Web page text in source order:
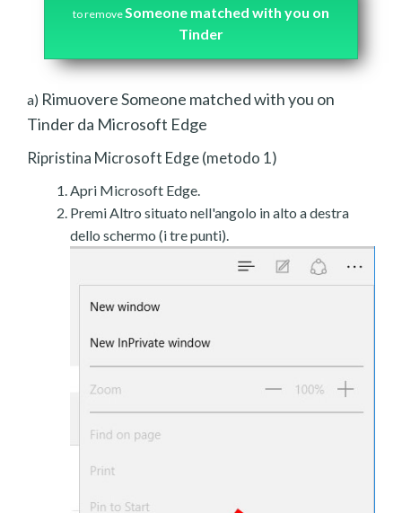
to removeSomeone matched with you on
Tinder
a) Rimuovere Someone matched with you on
Tinder da Microsoft Edge
Ripristina Microsoft Edge (metodo 1)
Apri Microsoft Edge.
Premi Altro situato nell'angolo in alto a destra
dello schermo (i tre punti).